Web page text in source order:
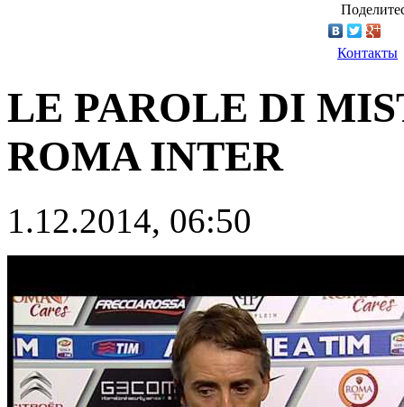
Контакты
LE PAROLE DI
ROMA INTER
1.12.2014, 06:50